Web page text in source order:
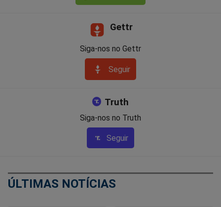
Gettr
Siga-nos no Gettr
Seguir
Truth
Siga-nos no Truth
Seguir
ÚLTIMAS NOTÍCIAS